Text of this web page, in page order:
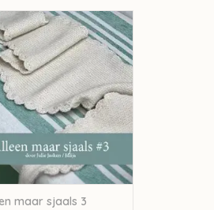
Alleen maar sjaals 3
AAN WINKELWAGEN
maar sjaals 3